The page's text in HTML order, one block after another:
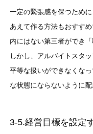
一定の緊張感を保つため
あえて作る方法もおすす
内にはない第三者ができ
しかし、アルバイトスタ
平等な扱いができなくな
な状態にならないように
3-5.経営目標を設定